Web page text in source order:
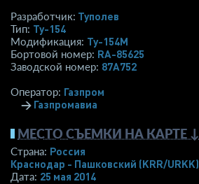
Разработчик: Туполев
Тип: Ту-154
Модификация: Ту-154М
Бортовой номер: RA-85625
Заводской номер: 87A752
Оператор: Газпром
→ Газпромавиа
МЕСТО СЪЕМКИ НА КАРТЕ ↓
Страна: Россия
Краснодар - Пашковский (KRR/URKK)
Дата: 25 мая 2014